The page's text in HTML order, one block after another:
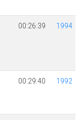
00:26:39 1994
00:29:40 1992